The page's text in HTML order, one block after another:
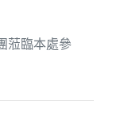
蒞臨本處參